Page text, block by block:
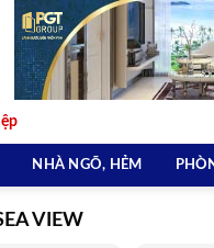
NHÀ NGÕ, HẺM
VIEW